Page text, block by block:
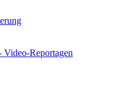
Reportagen